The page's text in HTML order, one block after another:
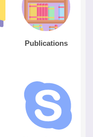
Publications